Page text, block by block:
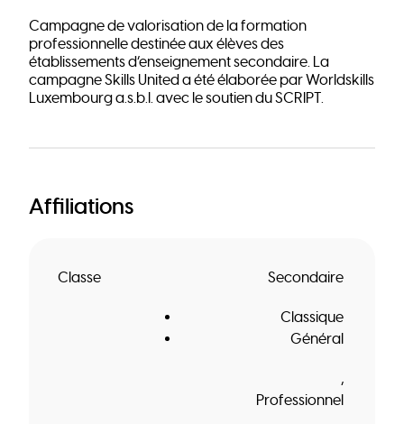
Campagne de valorisation de la formation
professionnelle destinée aux élèves des
établissements d’enseignement secondaire. La
campagne Skills United a été élaborée par Worldskills
Luxembourg a.s.b.l. avec le soutien du SCRIPT.
Affiliations
Classe Secondaire
Classique
Général
Professionnel